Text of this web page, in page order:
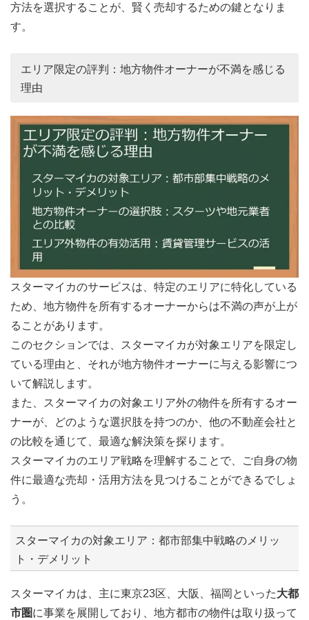
方法を選択することが、賢く売却するための鍵となりま
す。
エリア限定の評判：地方物件オーナーが不満を感じる
理由
スターマイカのサービスは、特定のエリアに特化している
ため、地方物件を所有するオーナーからは不満の声が上が
ることがあります。
このセクションでは、スターマイカが対象エリアを限定し
ている理由と、それが地方物件オーナーに与える影響につ
いて解説します。
また、スターマイカの対象エリア外の物件を所有するオー
ナーが、どのような選択肢を持つのか、他の不動産会社と
の比較を通じて、最適な解決策を探ります。
スターマイカのエリア戦略を理解することで、ご自身の物
件に最適な売却・活用方法を見つけることができるでしょ
う。
スターマイカの対象エリア：都市部集中戦略のメリッ
ト・デメリット
スターマイカは、主に東京23区、大阪、福岡といった大都
市圏に事業を展開しており、地方都市の物件は取り扱って